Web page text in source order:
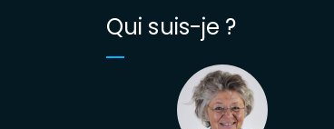
Qui suis-je ?